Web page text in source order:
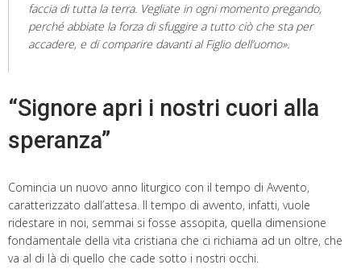
faccia di tutta la terra. Vegliate in ogni momento pregando,
perché abbiate la forza di sfuggire a tutto ciò che sta per
accadere, e di comparire davanti al Figlio dell’uomo».
“Signore apri i nostri cuori alla
speranza”
Comincia un nuovo anno liturgico con il tempo di Avvento,
caratterizzato dall’attesa. Il tempo di avvento, infatti, vuole
ridestare in noi, semmai si fosse assopita, quella dimensione
fondamentale della vita cristiana che ci richiama ad un oltre, che
va al di là di quello che cade sotto i nostri occhi.